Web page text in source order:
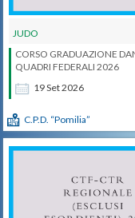
JUDO
19Set2026
CORSO GRADUAZIONE
QUADRI FEDERALI 2026
C.P.D. “Pomilia”